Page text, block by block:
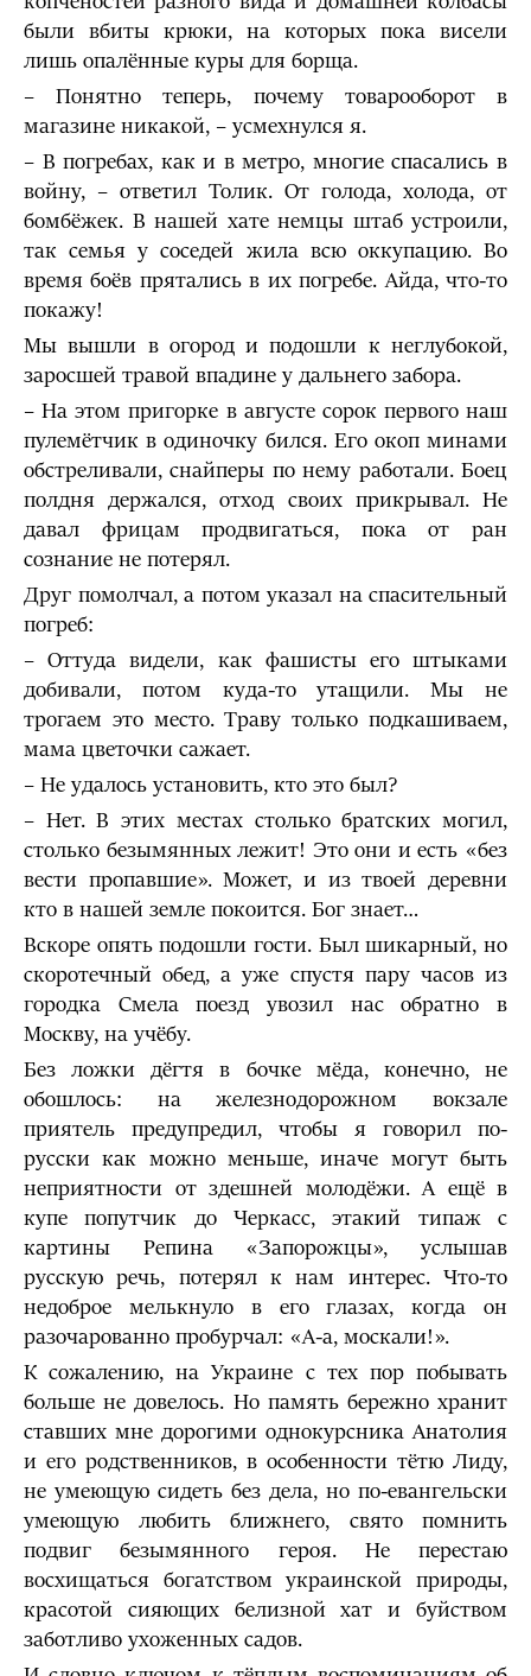
были вбиты крюки, на которых пока висели
лишь опалённые куры для борща.
– Понятно теперь, почему товарооборот в
магазине никакой, – усмехнулся я.
– В погребах, как и в метро, многие спасались в
войну, – ответил Толик. От голода, холода, от
бомбёжек. В нашей хате немцы штаб устроили,
так семья у соседей жила всю оккупацию. Во
время боёв прятались в их погребе. Айда, что-то
покажу!
Мы вышли в огород и подошли к неглубокой,
заросшей травой впадине у дальнего забора.
– На этом пригорке в августе сорок первого наш
пулемётчик в одиночку бился. Его окоп минами
обстреливали, снайперы по нему работали. Боец
полдня держался, отход своих прикрывал. Не
давал фрицам продвигаться, пока от ран
сознание не потерял.
Друг помолчал, а потом указал на спасительный
погреб:
– Оттуда видели, как фашисты его штыками
добивали, потом куда-то утащили. Мы не
трогаем это место. Траву только подкашиваем,
мама цветочки сажает.
– Не удалось установить, кто это был?
– Нет. В этих местах столько братских могил,
столько безымянных лежит! Это они и есть «без
вести пропавшие». Может, и из твоей деревни
кто в нашей земле покоится. Бог знает…
Вскоре опять подошли гости. Был шикарный, но
скоротечный обед, а уже спустя пару часов из
городка Смела поезд увозил нас обратно в
Москву, на учёбу.
Без ложки дёгтя в бочке мёда, конечно, не
обошлось: на железнодорожном вокзале
приятель предупредил, чтобы я говорил по-
русски как можно меньше, иначе могут быть
неприятности от здешней молодёжи. А ещё в
купе попутчик до Черкасс, этакий типаж с
картины Репина «Запорожцы», услышав
русскую речь, потерял к нам интерес. Что-то
недоброе мелькнуло в его глазах, когда он
разочарованно пробурчал: «А-а, москали!».
К сожалению, на Украине с тех пор побывать
больше не довелось. Но память бережно хранит
ставших мне дорогими однокурсника Анатолия
и его родственников, в особенности тётю Лиду,
не умеющую сидеть без дела, но по-евангельски
умеющую любить ближнего, свято помнить
подвиг безымянного героя. Не перестаю
восхищаться богатством украинской природы,
красотой сияющих белизной хат и буйством
заботливо ухоженных садов.